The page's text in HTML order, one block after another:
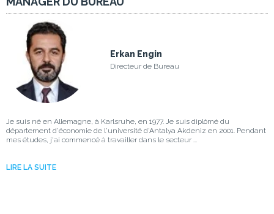
Erkan Engin
Directeur de Bureau
Je suis né en Allemagne, à Karlsruhe, en 1977. Je suis diplômé du
département d'économie de l'université d'Antalya Akdeniz en 2001. Pendant
mes études, j'ai commencé à travailler dans le secteur ...
LIRE LA SUITE